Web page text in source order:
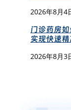
2026年8月4
门诊药房
实现快速精
2026年8月3